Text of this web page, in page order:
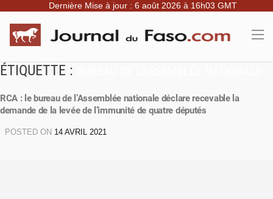
Dernière Mise à jour : 6 août 2026 à 16h03 GMT
ÉTIQUETTE :
RCA : le bureau de l’Assemblée nationale déclare recevable la
demande de la levée de l’immunité de quatre députés
POSTED ON 14 AVRIL 2021